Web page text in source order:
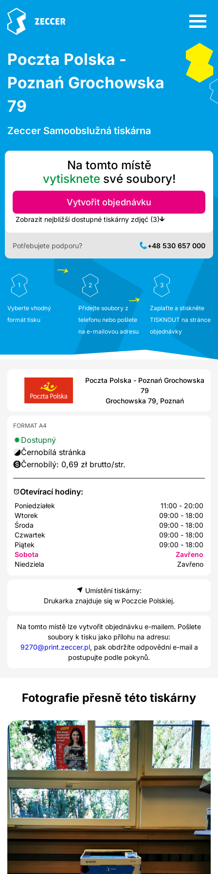
Poczta Polska -
Poznań Grochowska
79
Zeccer Samoobslužná tiskárna
Na tomto místě
vytisknete své soubory!
Vytvořit objednávku
Zobrazit nejbližší dostupné tiskárny zdjęć (3)
Potřebujete podporu? +48 530 657 000
1
Vyberte vhodný
formát tisku
2
Přidejte soubory z
telefonu nebo pošlete
na e-mailovou adresu
3
Zaplaťte a stiskněte
TISKNOUT na stránce
objednávky
Poczta Polska - Poznań Grochowska
79
Grochowska 79, Poznań
Otevírací hodiny:
Poniedziałek
11:00 - 20:00
Wtorek
09:00 - 18:00
Środa
09:00 - 18:00
Czwartek
09:00 - 18:00
Piątek
09:00 - 18:00
Sobota
Zavřeno
Niedziela
Zavřeno
FORMAT A4
Dostupný
Černobílá stránka
Černobílý: 0,69 zł brutto/str.
Umístění tiskárny:
Drukarka znajduje się w Poczcie Polskiej.
Na tomto místě lze vytvořit objednávku e-mailem. Pošlete
soubory k tisku jako přílohu na adresu:
9270@print.zeccer.pl, pak obdržíte odpovědní e-mail a
postupujte podle pokynů.
Fotografie přesně této tiskárny